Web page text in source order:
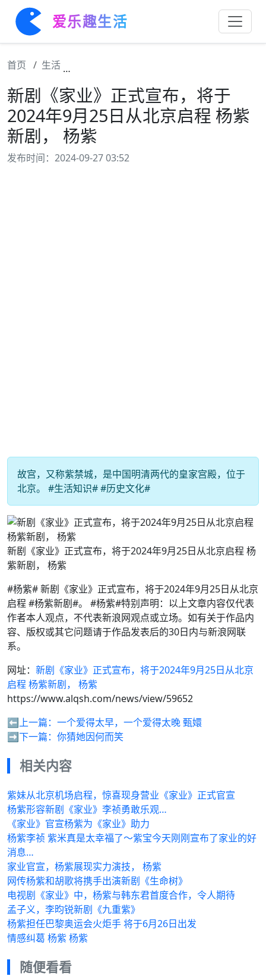
爱乐趣生活
首页 生活
新剧《家业》正式宣布，将于
2024年9月25日从北京启程 杨紫
新剧， 杨紫
发布时间：2024-09-27 03:52
故宫，又称紫禁城，是中国明清两代的皇家宫殿，位于
北京。 #生活知识# #历史文化#
新剧《家业》正式宣布，将于2024年9月25日从北京启程 杨
紫新剧， 杨紫
#杨紫# 新剧《家业》正式宣布，将于2024年9月25日从北京
启程 #杨紫新剧#。 #杨紫#特别声明：以上文章内容仅代表
作者本人观点，不代表新浪网观点或立场。如有关于作品内
容、版权或其它问题请于作品发表后的30日内与新浪网联
系。
网址： 新剧《家业》正式宣布，将于2024年9月25日从北京
启程 杨紫新剧， 杨紫
https://www.alqsh.com/news/view/59652
⬅️上一篇： 一个爱得太早，一个爱得太晚 甄嬛
➡️下一篇： 你猜她因何而笑
相关内容
紫妹从北京机场启程，惊喜现身营业《家业》正式官宣
杨紫形容新剧《家业》李祯勇敢乐观…
《家业》官宣杨紫为《家业》助力
杨紫李祯 紫米真是太幸福了～紫宝今天刚刚宣布了家业的好
消息…
家业官宣，杨紫展现实力演技， 杨紫
网传杨紫和胡歌将携手出演新剧《生命树》
电视剧《家业》中，杨紫与韩东君首度合作，令人期待
孟子义，李昀锐新剧《九重紫》
杨紫担任巴黎奥运会火炬手 将于6月26日出发
情感纠葛 杨紫 杨紫
随便看看